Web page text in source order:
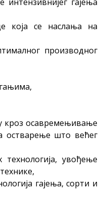
која се наслања на
производног
кроз осавремењивање
остварење што већег
увођење
гајења, сорти и